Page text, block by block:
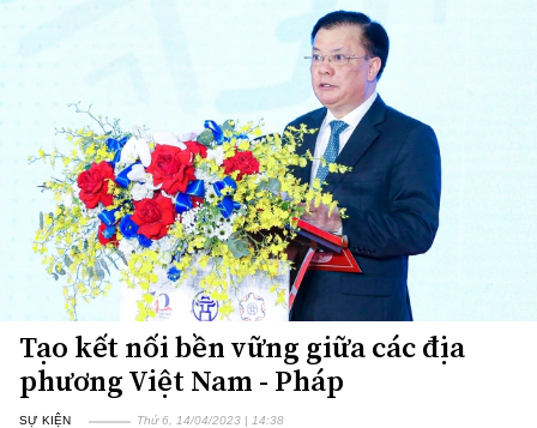
Tạo kết nối bền vững giữa các địa
phương Việt Nam - Pháp
SỰ KIỆN Thứ 6, 14/04/2023 | 14:38